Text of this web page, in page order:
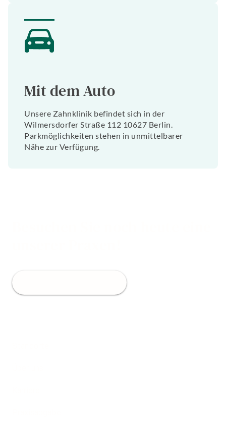
Mit dem Auto
Unsere Zahnklinik befindet sich in der
Wilmersdorfer Straße 112 10627 Berlin.
Parkmöglichkeiten stehen in unmittelbarer
Nähe zur Verfügung.